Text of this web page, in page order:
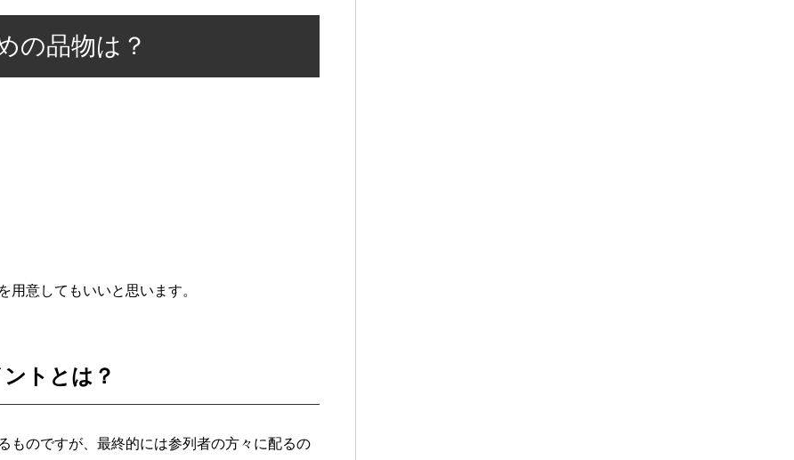
の品物は？
用意してもいいと思います。
トとは？
ものですが、最終的には参列者の方々に配るの